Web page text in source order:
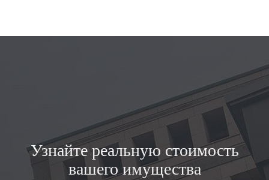
Узнайте реальную стоимость
вашего имущества